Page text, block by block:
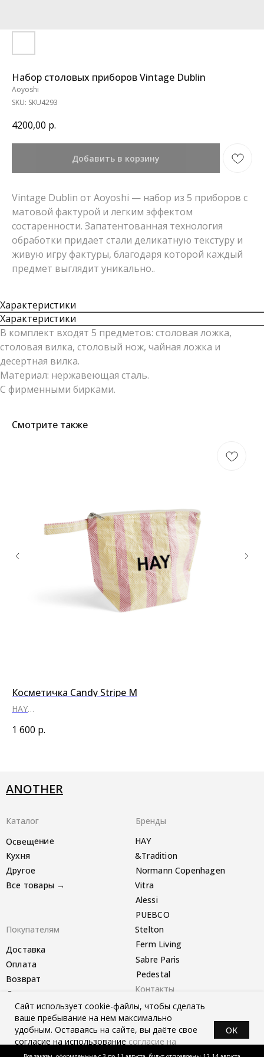
Набор столовых приборов Vintage Dublin
Aoyoshi
SKU: SKU4293
4200,00 р.
Добавить в корзину
Vintage Dublin от Aoyoshi — набор из 5 приборов с
матовой фактурой и легким эффектом
состаренности. Запатентованная технология
обработки придает стали деликатную текстуру и
живую игру фактуры, благодаря которой каждый
предмет выглядит уникально..
Характеристики
Характеристики
В комплект входят 5 предметов: столовая ложка,
столовая вилка, столовый нож, чайная ложка и
десертная вилка.
Материал: нержавеющая сталь.
С фирменными бирками.
Смотрите также
Косметичка Candy Stripe M
HAY
1 600 р.
Политика конфиденциальности
Все товары →
Другое
Кухня
Vitra
PUEBCO
Stelton
Другое
Возврат
Оплата
Доставка
Sabre Paris
Ferm Living
HAY
&Tradition
Normann Copenhagen
Alessi
Pedestal
Освещение
Telegram-канал
ANOTHER
Контакты
Покупателям
Бренды
Каталог
*instagram запрещён в РФ
Сайт использует cookie-файлы, чтобы сделать
ваше пребывание на нем максимально
удобным. Оставаясь на сайте, вы даёте свое
согласие на использование согласие на
использование cookie-файлов.
OK